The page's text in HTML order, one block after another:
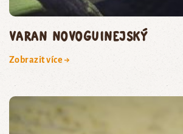
varan novoguinejský
Zobrazit více →